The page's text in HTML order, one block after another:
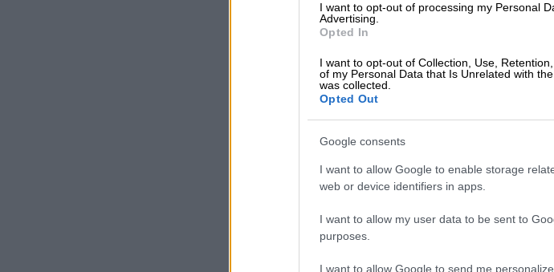
I want to opt-out of processing my Personal
Advertising.
Opted In
I want to opt-out of Collection, Use,
of my Personal Data that Is Unrelated with
was collected.
Opted Out
Google consents
I want to allow Google to enable storage
web or device identifiers in apps.
I want to allow my user data to be sent to
purposes.
I want to allow Google to send me